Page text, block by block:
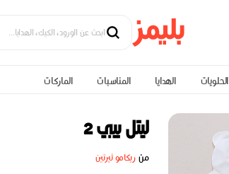
الحلويات الهدايا المناسبات الماركات
ليتل بيبي 2
منريكامو ثيرتين